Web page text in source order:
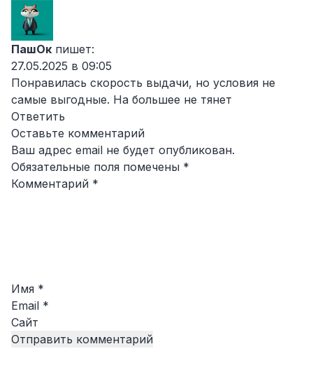
ПашОк пишет:
27.05.2025 в 09:05
Понравилась скорость выдачи, но условия не
самые выгодные. На большее не тянет
Ответить
Оставьте комментарий
Ваш адрес email не будет опубликован.
Обязательные поля помечены *
Комментарий *
Имя *
Email *
Сайт